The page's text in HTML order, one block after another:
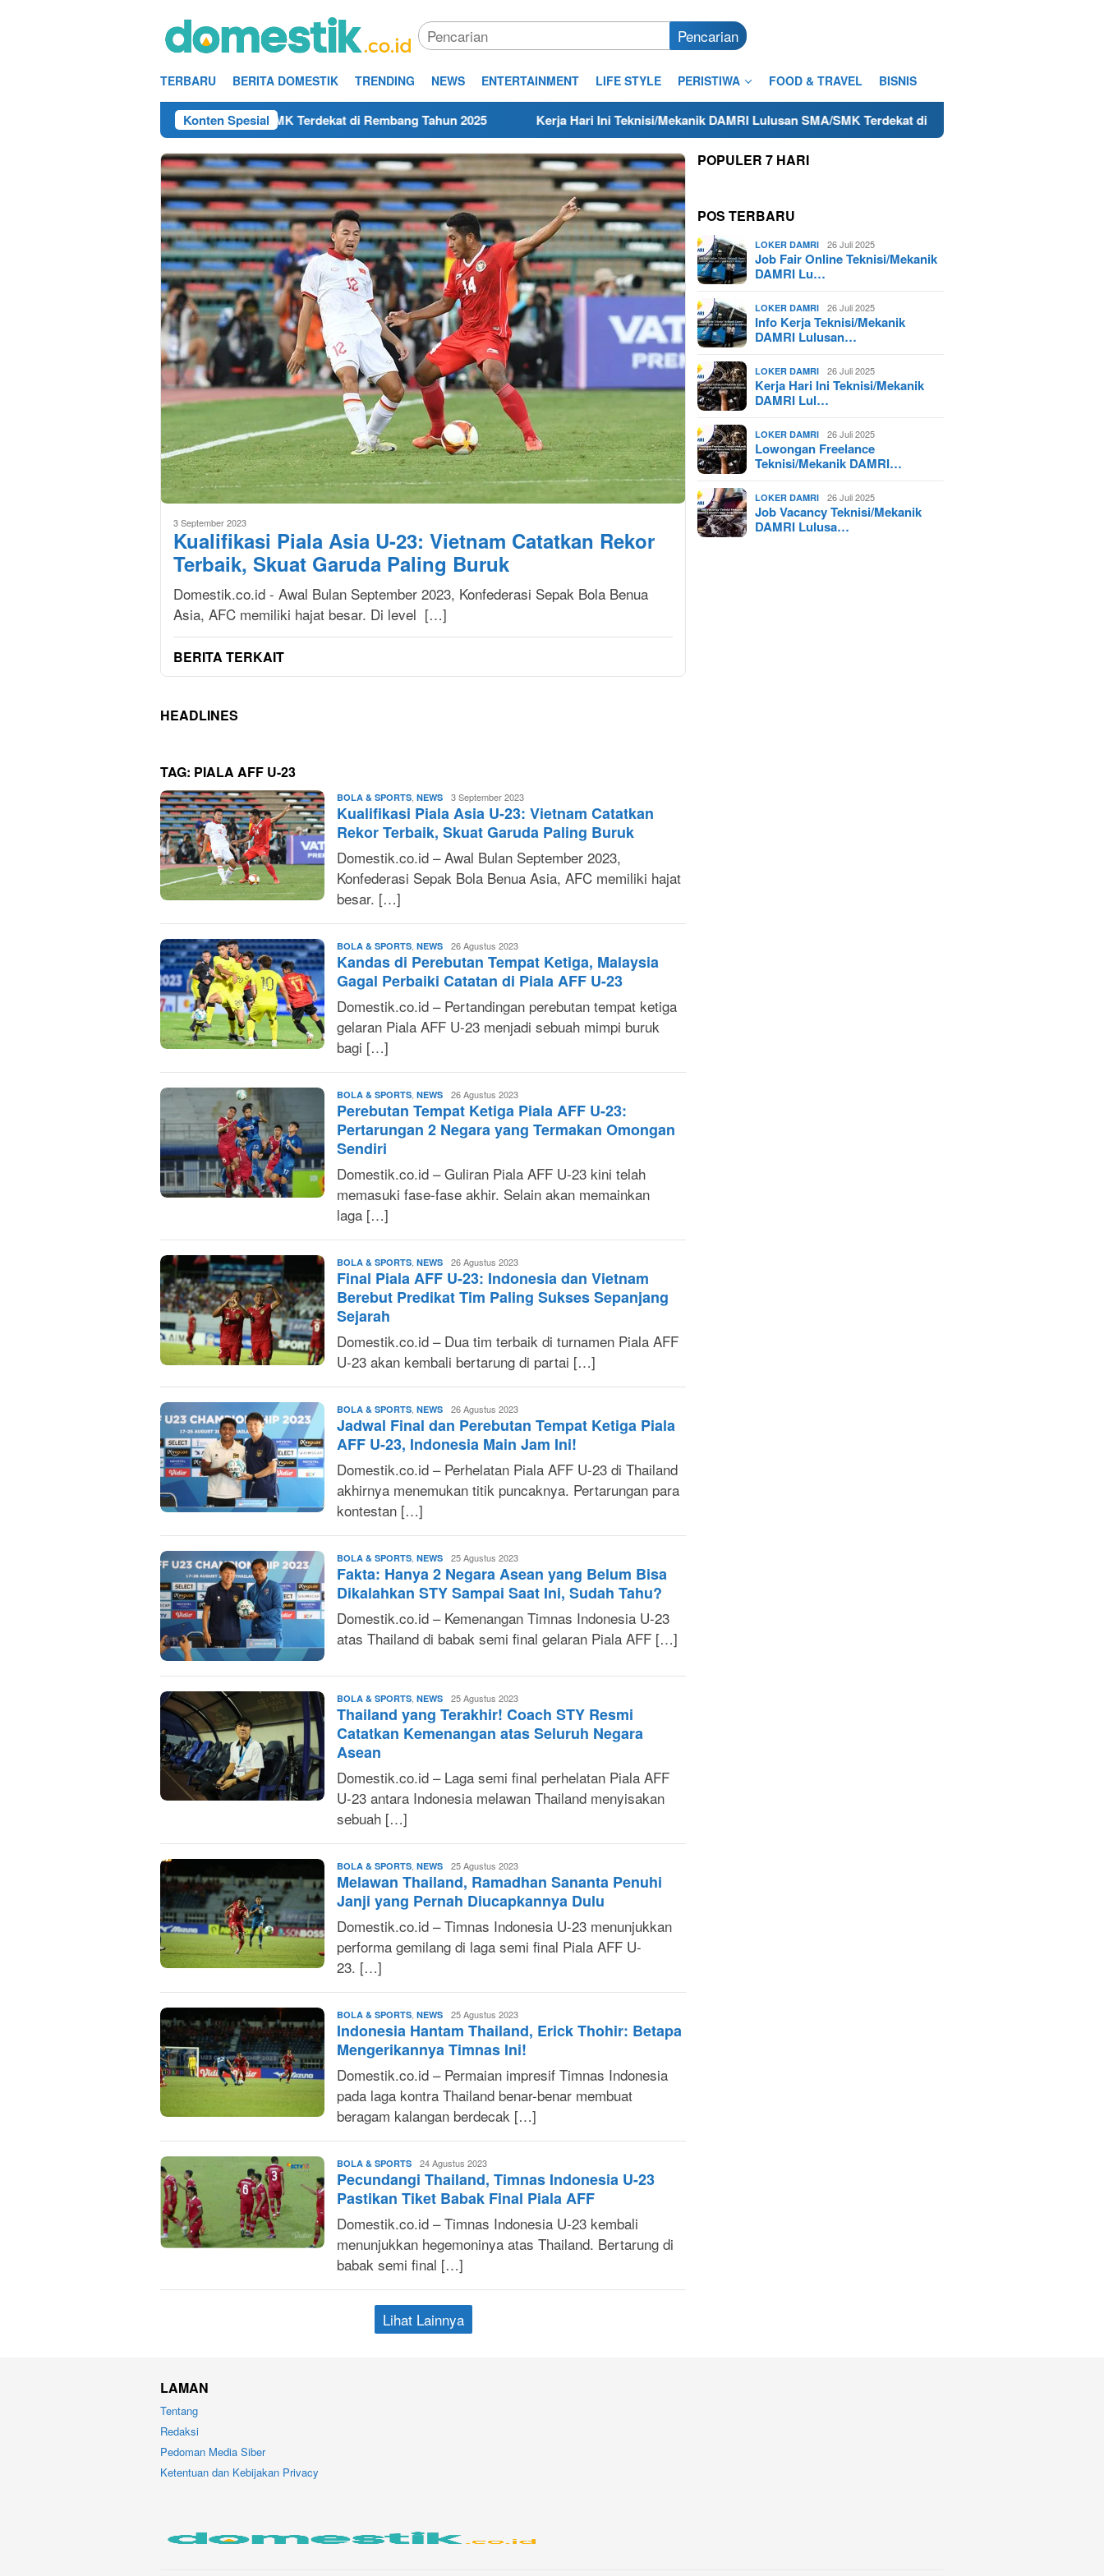
Pencarian
TERBARU BERITA DOMESTIK TRENDING NEWS ENTERTAINMENT LIFE STYLE PERISTIWA FOOD & TRAVEL BISNIS
Konten Spesial
DAMRI Lulusan SMA/SMK Terdekat di Rembang Tahun 2025 Kerja Hari Ini Teknisi/Mekanik DAMRI Lulusan SMA/SMK Terdekat di Cilacap Tahun 2025
3 September 2023
Kualifikasi Piala Asia U-23: Vietnam Catatkan Rekor
Terbaik, Skuat Garuda Paling Buruk
Domestik.co.id - Awal Bulan September 2023, Konfederasi Sepak Bola Benua
Asia, AFC memiliki hajat besar. Di level […]
BERITA TERKAIT
HEADLINES
TAG: PIALA AFF U-23
BOLA & SPORTS, NEWS M.
Fuad
S.
T.
3 September 2023
Kualifikasi Piala Asia U-23: Vietnam Catatkan
Rekor Terbaik, Skuat Garuda Paling Buruk
Domestik.co.id – Awal Bulan September 2023,
Konfederasi Sepak Bola Benua Asia, AFC memiliki hajat
besar. […]
BOLA & SPORTS, NEWS M.
Fuad
S.
T.
26 Agustus 2023
Kandas di Perebutan Tempat Ketiga, Malaysia
Gagal Perbaiki Catatan di Piala AFF U-23
Domestik.co.id – Pertandingan perebutan tempat ketiga
gelaran Piala AFF U-23 menjadi sebuah mimpi buruk
bagi […]
BOLA & SPORTS, NEWS M.
Fuad
S.
T.
26 Agustus 2023
Perebutan Tempat Ketiga Piala AFF U-23:
Pertarungan 2 Negara yang Termakan Omongan
Sendiri
Domestik.co.id – Guliran Piala AFF U-23 kini telah
memasuki fase-fase akhir. Selain akan memainkan
laga […]
BOLA & SPORTS, NEWS M.
Fuad
S.
T.
26 Agustus 2023
Final Piala AFF U-23: Indonesia dan Vietnam
Berebut Predikat Tim Paling Sukses Sepanjang
Sejarah
Domestik.co.id – Dua tim terbaik di turnamen Piala AFF
U-23 akan kembali bertarung di partai […]
BOLA & SPORTS, NEWS M.
Fuad
S.
T.
26 Agustus 2023
Jadwal Final dan Perebutan Tempat Ketiga Piala
AFF U-23, Indonesia Main Jam Ini!
Domestik.co.id – Perhelatan Piala AFF U-23 di Thailand
akhirnya menemukan titik puncaknya. Pertarungan para
kontestan […]
BOLA & SPORTS, NEWS M.
Fuad
S.
T.
25 Agustus 2023
Fakta: Hanya 2 Negara Asean yang Belum Bisa
Dikalahkan STY Sampai Saat Ini, Sudah Tahu?
Domestik.co.id – Kemenangan Timnas Indonesia U-23
atas Thailand di babak semi final gelaran Piala AFF […]
BOLA & SPORTS NEWS M.
Fuad
S.
T.
25 Agustus 2023
Thailand yang Terakhir! Coach STY Resmi
Catatkan Kemenangan atas Seluruh Negara
Asean
Domestik.co.id – Laga semi final perhelatan Piala AFF
U-23 antara Indonesia melawan Thailand menyisakan
sebuah […]
BOLA & SPORTS NEWS M.
Fuad
S.
T.
25 Agustus 2023
Melawan Thailand, Ramadhan Sananta Penuhi
Janji yang Pernah Diucapkannya Dulu
Domestik.co.id – Timnas Indonesia U-23 menunjukkan
performa gemilang di laga semi final Piala AFF U-
23. […]
BOLA & SPORTS NEWS M.
Fuad
S.
T.
25 Agustus 2023
Indonesia Hantam Thailand, Erick Thohir: Betapa
Mengerikannya Timnas Ini!
Domestik.co.id – Permaian impresif Timnas Indonesia
pada laga kontra Thailand benar-benar membuat
beragam kalangan berdecak […]
BOLA & SPORTS M.
Fuad
S.
T.
24 Agustus 2023
Pecundangi Thailand, Timnas Indonesia U-23
Pastikan Tiket Babak Final Piala AFF
Domestik.co.id – Timnas Indonesia U-23 kembali
menunjukkan hegemoninya atas Thailand. Bertarung di
babak semi final […]
Lihat Lainnya
POPULER 7 HARI
POS TERBARU
LOKER DAMRI 26 Juli 2025
Job Fair Online Teknisi/Mekanik
DAMRI Lu…
LOKER DAMRI 26 Juli 2025
Info Kerja Teknisi/Mekanik
DAMRI Lulusan…
LOKER DAMRI 26 Juli 2025
Kerja Hari Ini Teknisi/Mekanik
DAMRI Lul…
LOKER DAMRI 26 Juli 2025
Lowongan Freelance
Teknisi/Mekanik DAMRI…
LOKER DAMRI 26 Juli 2025
Job Vacancy Teknisi/Mekanik
DAMRI Lulusa…
LAMAN
Tentang
Redaksi
Pedoman Media Siber
Ketentuan dan Kebijakan Privacy